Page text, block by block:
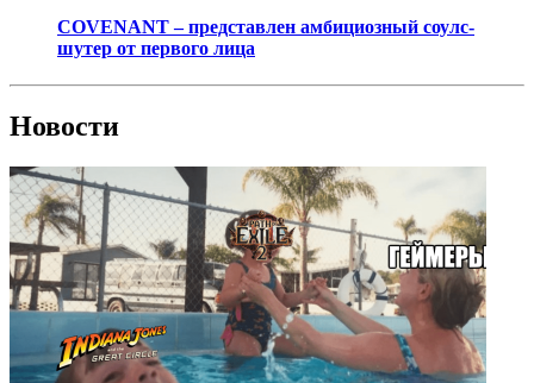
COVENANT – представлен амбициозный соулс-
шутер от первого лица
Новости